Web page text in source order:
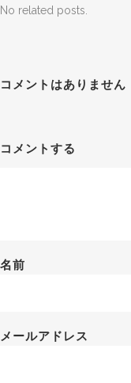
No related posts.
コメントはありません
コメントする
名前
メールアドレス